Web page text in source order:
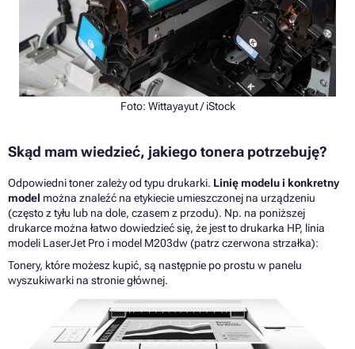
Foto: Wittayayut/ iStock
Skąd mam wiedzieć, jakiego tonera potrzebuję?
Odpowiedni toner zależy od typu drukarki. Linię modelu i konkretny
model można znaleźć na etykiecie umieszczonej na urządzeniu
(często z tyłu lub na dole, czasem z przodu). Np. na poniższej
drukarce można łatwo dowiedzieć się, że jest to drukarka HP, linia
modeli LaserJet Pro i model M203dw (patrz czerwona strzałka):
Tonery, które możesz kupić, są następnie po prostu w panelu
wyszukiwarki na stronie głównej.